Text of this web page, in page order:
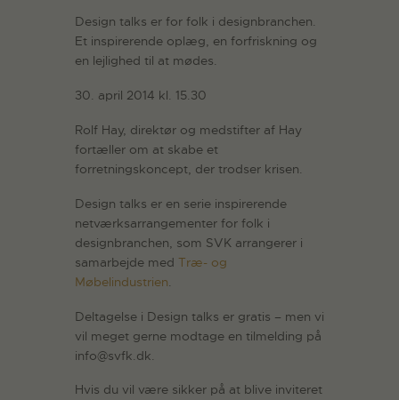
Design talks er for folk i designbranchen.
Et inspirerende oplæg, en forfriskning og
en lejlighed til at mødes.
30. april 2014 kl. 15.30
Rolf Hay, direktør og medstifter af Hay
fortæller om at skabe et
forretningskoncept, der trodser krisen.
Design talks er en serie inspirerende
netværksarrangementer for folk i
designbranchen, som SVK arrangerer i
samarbejde med Træ- og
Møbelindustrien.
Deltagelse i Design talks er gratis – men vi
vil meget gerne modtage en tilmelding på
info@svfk.dk.
Hvis du vil være sikker på at blive inviteret